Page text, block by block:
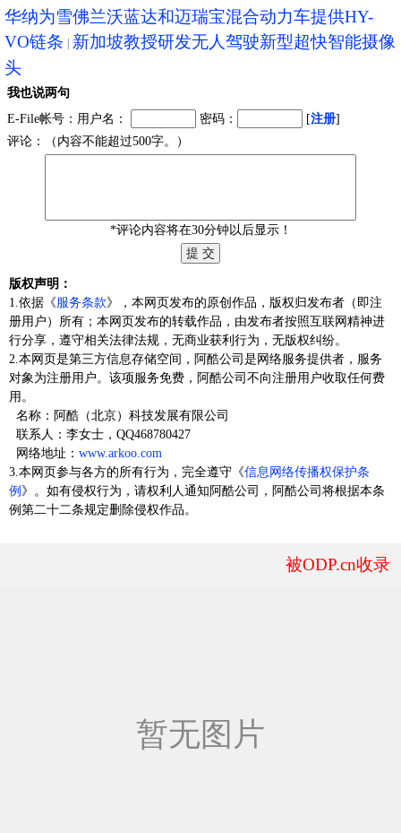
华纳为雪佛兰沃蓝达和迈瑞宝混合动力车提供HY-
VO链条 新加坡教授研发无人驾驶新型超快智能摄像
头
我也说两句
E-File帐号：用户名：
密码： [注册]
评论：（内容不能超过500字。）
*评论内容将在30分钟以后显示！
版权声明：
1.依据《服务条款》，本网页发布的原创作品，版权归发布者（即注
册用户）所有；本网页发布的转载作品，由发布者按照互联网精神进
行分享，遵守相关法律法规，无商业获利行为，无版权纠纷。
2.本网页是第三方信息存储空间，阿酷公司是网络服务提供者，服务
对象为注册用户。该项服务免费，阿酷公司不向注册用户收取任何费
用。
名称：阿酷（北京）科技发展有限公司
联系人：李女士，QQ468780427
网络地址： www.arkoo.com
3.本网页参与各方的所有行为，完全遵守《信息网络传播权保护条
例 》。如有侵权行为，请权利人通知阿酷公司，阿酷公司将根据本条
例第二十二条规定删除侵权作品。
被ODP.cn收录